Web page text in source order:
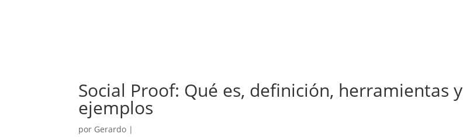
Social Proof: Qué es, definición, herramientas y
ejemplos
por Gerardo |